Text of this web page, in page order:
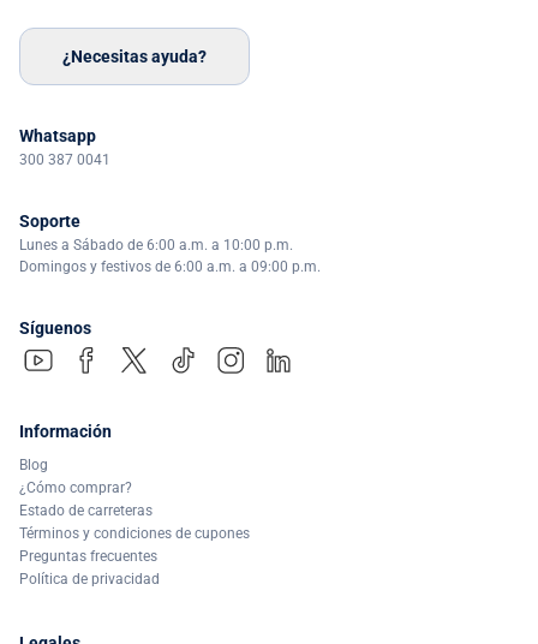
¿Necesitas ayuda?
Whatsapp
300 387 0041
Soporte
Lunes a Sábado de 6:00 a.m. a 10:00 p.m.
Domingos y festivos de 6:00 a.m. a 09:00 p.m.
Síguenos
Información
Blog
¿Cómo comprar?
Estado de carreteras
Términos y condiciones de cupones
Preguntas frecuentes
Política de privacidad